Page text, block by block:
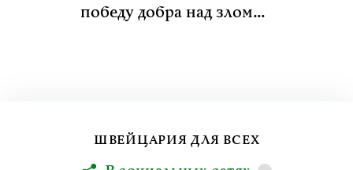
победу добра над злом…
ШВЕЙЦАРИЯ ДЛЯ ВСЕХ